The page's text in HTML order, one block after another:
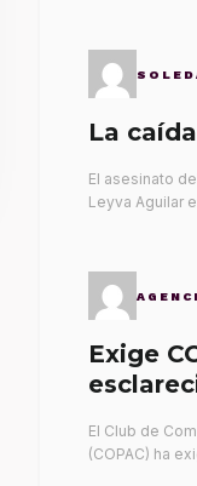
La
El asesinato
Leyva Aguilar
Exige
El Club de
(COPAC) ha